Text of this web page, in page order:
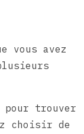
vous avez
pour trouver
choisir de